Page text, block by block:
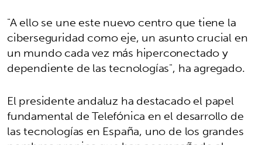
"A ello se une este nuevo centro que tiene la
ciberseguridad como eje, un asunto crucial en
un mundo cada vez más hiperconectado y
dependiente de las tecnologías", ha agregado.
El presidente andaluz ha destacado el papel
fundamental de Telefónica en el desarrollo de
las tecnologías en España, uno de los grandes